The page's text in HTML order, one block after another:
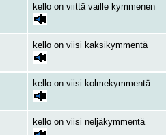
kello on viittä vaille kymmenen
kello on viisi kaksikymmentä
kello on viisi kolmekymmentä
kello on viisi neljäkymmentä